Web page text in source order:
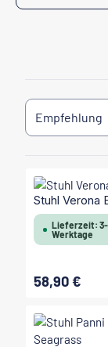
Stuhl Verona
Lieferzeit:
Werktage
Regulärer Preis:
58,90 €